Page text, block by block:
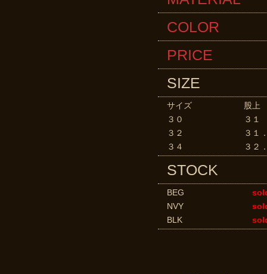
COLOR ・
PRICE ￥
SIZE
サイズ
股上
３０
３１
３２
３１
３４
３２
STOCK
BEG
NVY
BLK